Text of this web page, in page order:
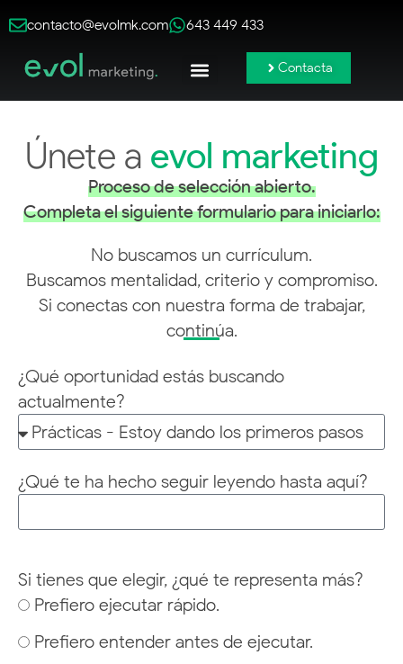
contacto@evolmk.com 643 449 433
Contacta
Únete a evol marketing
Proceso de selección abierto.
Completa el siguiente formulario para iniciarlo:
No buscamos un currículum.
Buscamos mentalidad, criterio y compromiso.
Si conectas con nuestra forma de trabajar,
continúa.
¿Qué oportunidad estás buscando
actualmente?
¿Qué te ha hecho seguir leyendo hasta aquí?
Si tienes que elegir, ¿qué te representa más?
Prefiero ejecutar rápido.
Prefiero entender antes de ejecutar.